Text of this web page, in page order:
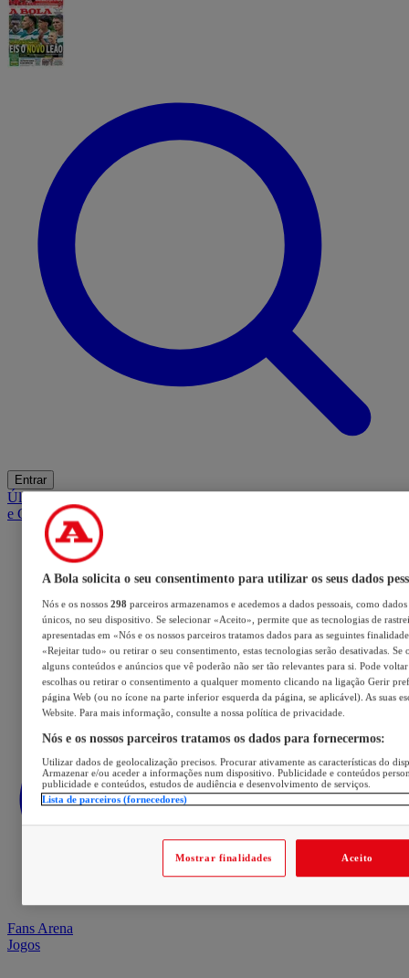
Entrar
ÚltimasMercadoOpiniãoiGaming HubA BOLA SUGEREBarba
e Cabelo
Fans Arena
Jogos
A Bola solicita o seu consentimento para utilizar os seus dados
Nós e os nossos 298 parceiros armazenamos e acedemos a dados pessoais, como
únicos, no seu dispositivo. Se selecionar «Aceito», permite que as tecnologias de
apresentadas em «Nós e os nossos parceiros tratamos dados para as seguintes
«Rejeitar tudo» ou retirar o seu consentimento, estas tecnologias serão desativadas. Se
alguns conteúdos e anúncios que vê poderão não ser tão relevantes para si. Pode voltar
escolhas ou retirar o consentimento a qualquer momento clicando na ligação Gerir
página Web (ou no ícone na parte inferior esquerda da página, se aplicável). As suas
Website. Para mais informação, consulte a nossa política de privacidade.
Nós e os nossos parceiros tratamos os dados para fornecermos:
Utilizar dados de geolocalização precisos. Procurar ativamente as características do
Armazenar e/ou aceder a informações num dispositivo. Publicidade e conteúdos
publicidade e conteúdos, estudos de audiência e desenvolvimento de serviços.
Lista de parceiros (fornecedores)
Mostrar finalidades Aceito